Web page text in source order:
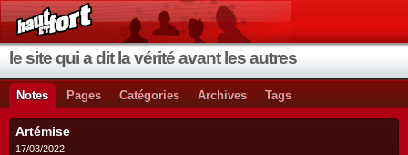
le site qui a dit la vérité avant les autres
Notes Pages Catégories Archives Tags
Artémise
17/03/2022